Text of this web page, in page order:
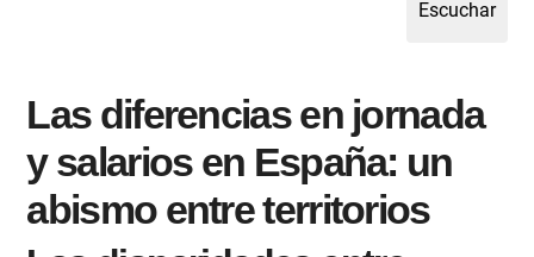
Las diferencias en jornada
y salarios en España: un
abismo entre territorios